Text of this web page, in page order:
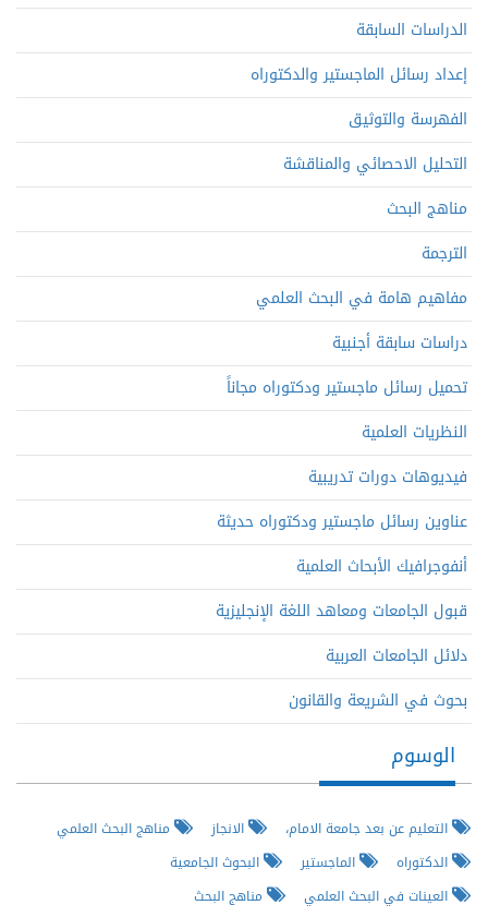
الدراسات السابقة
إعداد رسائل الماجستير والدكتوراه
الفهرسة والتوثيق
التحليل الاحصائي والمناقشة
مناهج البحث
الترجمة
مفاهيم هامة في البحث العلمي
دراسات سابقة أجنبية
تحميل رسائل ماجستير ودكتوراه مجاناً
النظريات العلمية
فيديوهات دورات تدريبية
عناوين رسائل ماجستير ودكتوراه حديثة
أنفوجرافيك الأبحاث العلمية
قبول الجامعات ومعاهد اللغة الإنجليزية
دلائل الجامعات العربية
بحوث في الشريعة والقانون
الوسوم
التعليم عن بعد جامعة الامام، الانجاز
مناهج البحث العلمي
الدكتوراه
الماجستير
البحوث الجامعية
العينات في البحث العلمي
مناهج البحث